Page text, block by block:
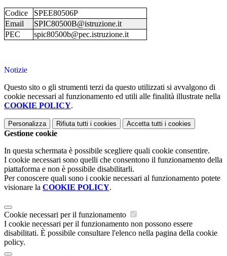
Codice
SPEE80506P
Email
SPIC80500B@istruzione.it
PEC
spic80500b@pec.istruzione.it
Notizie
Questo sito o gli strumenti terzi da questo utilizzati si avvalgono di
cookie necessari al funzionamento ed utili alle finalità illustrate nella
COOKIE POLICY.
Personalizza Rifiuta tutti i cookies Accetta tutti i cookies
Gestione cookie
In questa schermata è possibile scegliere quali cookie consentire.
I cookie necessari sono quelli che consentono il funzionamento della
piattaforma e non è possibile disabilitarli.
Per conoscere quali sono i cookie necessari al funzionamento potete
visionare la COOKIE POLICY.
Cookie necessari per il funzionamento
I cookie necessari per il funzionamento non possono essere
disabilitati. È possibile consultare l'elenco nella pagina della cookie
policy.